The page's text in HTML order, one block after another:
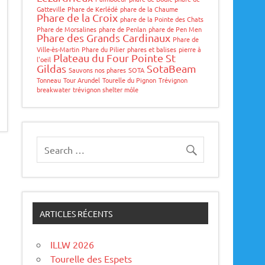
Gatteville Phare de Kerlédé phare de la Chaume
Phare de la Croix phare de la Pointe des Chats
Phare de Morsalines phare de Penlan phare de Pen Men
Phare des Grands Cardinaux Phare de
Ville-ès-Martin Phare du Pilier phares et balises pierre à
l'oeil Plateau du Four Pointe St
Gildas Sauvons nos phares SOTA SotaBeam
Tonneau Tour Arundel Tourelle du Pignon Trévignon
breakwater trévignon shelter môle
ARTICLES RÉCENTS
ILLW 2026
Tourelle des Espets